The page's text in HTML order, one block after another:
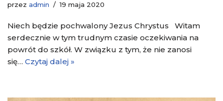
przez admin 19 maja 2020
Niech będzie pochwalony Jezus Chrystus Witam
serdecznie w tym trudnym czasie oczekiwania na
powrót do szkół. W związku z tym, że nie zanosi
się… Czytaj dalej »